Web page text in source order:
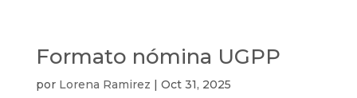
Formato nómina UGPP
por Lorena Ramirez | Oct 31, 2025